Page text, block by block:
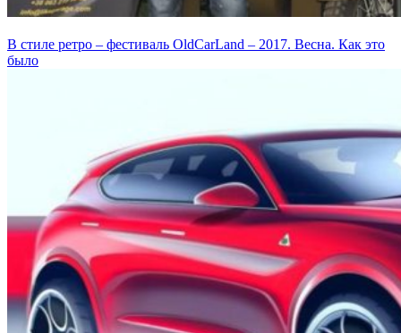
В стиле ретро – фестиваль OldCarLand – 2017. Весна. Как это
было